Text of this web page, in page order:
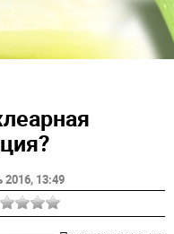
2016, 13:49